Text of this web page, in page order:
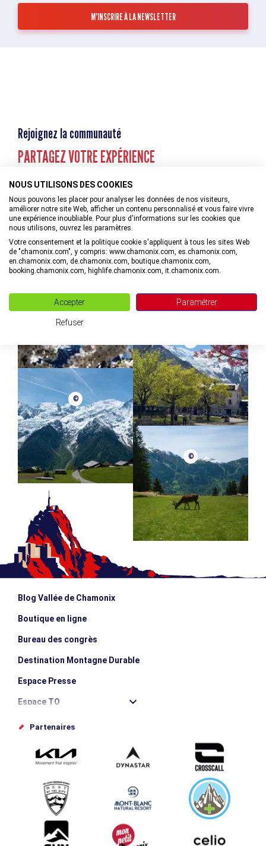
Rejoignez la communauté
PARTAGEZ VOTRE EXPÉRIENCE
©
©
Blog Vallée de Chamonix
Boutique en ligne
Bureau des congrès
Destination Montagne Durable
Espace Presse
Espace TO
Offices de tourisme
Proposez votre évènement
Service groupes et séminaires
Téléchargements
Tourisme et handicap
Partenaires
NOUS UTILISONS DES COOKIES
Nous pouvons les placer pour analyser les données de nos visiteurs,
améliorer notre site Web, afficher un contenu personnalisé et vous faire vivre
une expérience inoubliable. Pour plus d'informations sur les cookies que
nous utilisons, ouvrez les paramètres.
Votre consentement et la politique cookie s'appliquent à tous les sites Web
de "chamonix.com", y compris: www.chamonix.com, es.chamonix.com,
en.chamonix.com, de.chamonix.com, boutique.chamonix.com,
booking.chamonix.com, highlife.chamonix.com, it.chamonix.com.
Accepter Paramétrer
Refuser